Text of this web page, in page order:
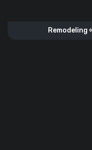
Remodeling